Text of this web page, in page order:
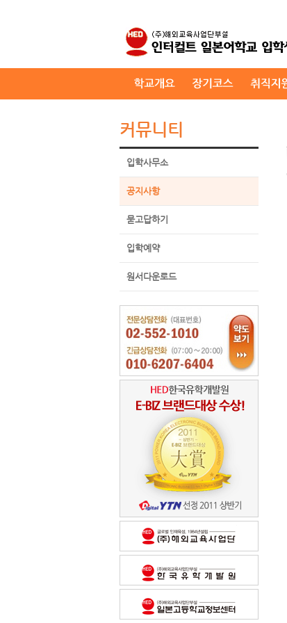
커뮤니티
입학사무소
공지사항
묻고답하기
입학예약
원서다운로드